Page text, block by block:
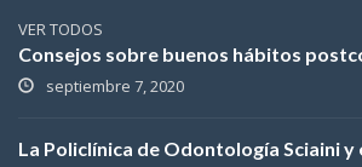
VER TODOS
Consejos sobre buenos hábitos
septiembre 7, 2020
La Policlínica de Odontología Sciaini y